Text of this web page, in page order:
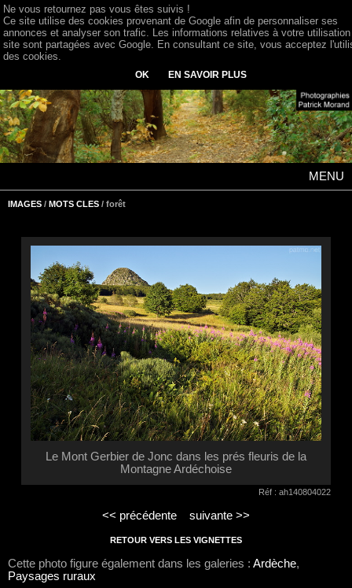
MENU
IMAGES / MOTS CLES / forêt
Le Mont Gerbier de Jonc dans les prés fleuris de la
Montagne Ardéchoise
Réf : ah140804022
<< précédente suivante >>
RETOUR VERS LES VIGNETTES
Cette photo figure également dans les galeries : Ardèche,
Paysages ruraux
Ne vous retournez pas vous êtes suivis !
Ce site utilise des cookies provenant de Google afin de personnaliser ses
annonces et analyser son trafic. Les informations relatives à votre
site sont partagées avec Google. En consultant ce site, vous acceptez
des cookies.
OK EN SAVOIR PLUS